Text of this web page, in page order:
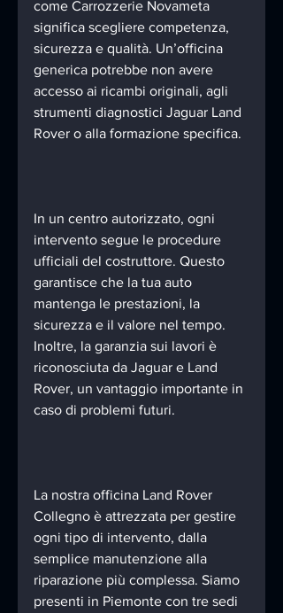
come Carrozzerie Novameta
significa scegliere competenza,
sicurezza e qualità. Un’officina
generica potrebbe non avere
accesso ai ricambi originali, agli
strumenti diagnostici Jaguar Land
Rover o alla formazione specifica.
In un centro autorizzato, ogni
intervento segue le procedure
ufficiali del costruttore. Questo
garantisce che la tua auto
mantenga le prestazioni, la
sicurezza e il valore nel tempo.
Inoltre, la garanzia sui lavori è
riconosciuta da Jaguar e Land
Rover, un vantaggio importante in
caso di problemi futuri.
La nostra officina Land Rover
Collegno è attrezzata per gestire
ogni tipo di intervento, dalla
semplice manutenzione alla
riparazione più complessa. Siamo
presenti in Piemonte con tre sedi